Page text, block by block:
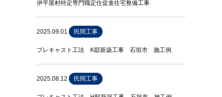
伊平屋村特定専門職定住促進住宅整備工事
2025.09.01 民間工事
プレキャスト工法 K邸新築工事 石垣市 施工例
2025.08.12 民間工事